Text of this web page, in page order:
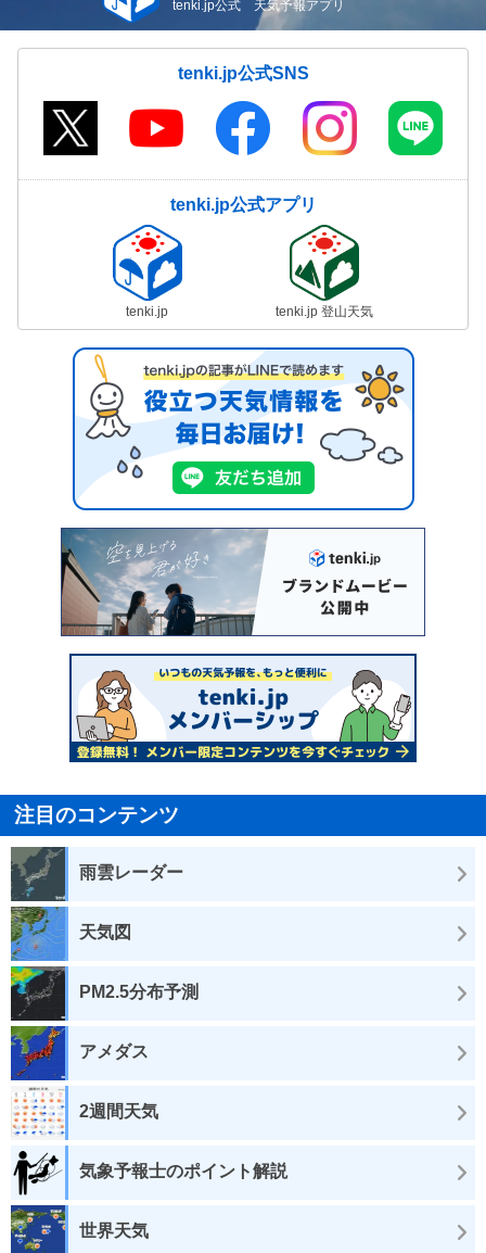
tenki.jp公式 天気予報アプリ
tenki.jp公式SNS
tenki.jp公式アプリ
tenki.jp tenki.jp 登山天気
注目のコンテンツ
雨雲レーダー
天気図
PM2.5分布予測
アメダス
2週間天気
気象予報士のポイント解説
世界天気